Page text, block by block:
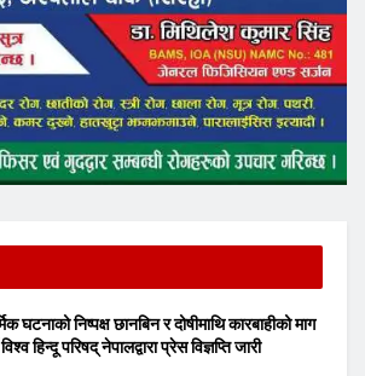
घटनाको निष्पक्ष छानबिन र दोषीमाथि कारबाहीको माग
विश्व हिन्दू परिषद् नेपालद्वारा प्रेस विज्ञप्ति जारी